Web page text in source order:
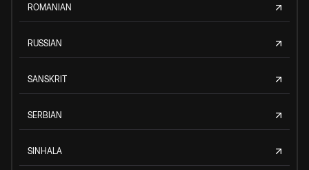
ROMANIAN
RUSSIAN
SANSKRIT
SERBIAN
SINHALA